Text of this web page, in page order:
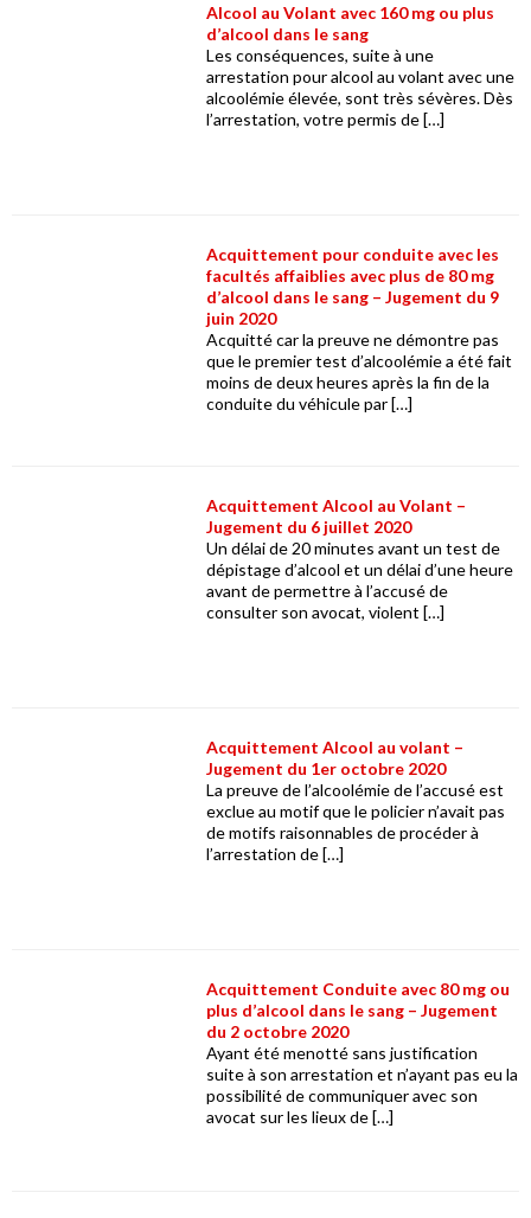
Alcool au Volant avec 160 mg ou plus
d’alcool dans le sang
Les conséquences, suite à une
arrestation pour alcool au volant avec une
alcoolémie élevée, sont très sévères. Dès
l’arrestation, votre permis de […]
Acquittement pour conduite avec les
facultés affaiblies avec plus de 80 mg
d’alcool dans le sang – Jugement du 9
juin 2020
Acquitté car la preuve ne démontre pas
que le premier test d’alcoolémie a été fait
moins de deux heures après la fin de la
conduite du véhicule par […]
Acquittement Alcool au Volant –
Jugement du 6 juillet 2020
Un délai de 20 minutes avant un test de
dépistage d’alcool et un délai d’une heure
avant de permettre à l’accusé de
consulter son avocat, violent […]
Acquittement Alcool au volant –
Jugement du 1er octobre 2020
La preuve de l’alcoolémie de l’accusé est
exclue au motif que le policier n’avait pas
de motifs raisonnables de procéder à
l’arrestation de […]
Acquittement Conduite avec 80 mg ou
plus d’alcool dans le sang – Jugement
du 2 octobre 2020
Ayant été menotté sans justification
suite à son arrestation et n’ayant pas eu la
possibilité de communiquer avec son
avocat sur les lieux de […]